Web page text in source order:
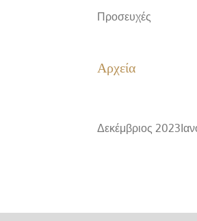
Προσευχές
Αρχεία
Δεκέμβριος 2023